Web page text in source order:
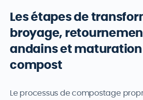
Les étapes de
broyage,
andains et maturation
compost
Le processus de compostage